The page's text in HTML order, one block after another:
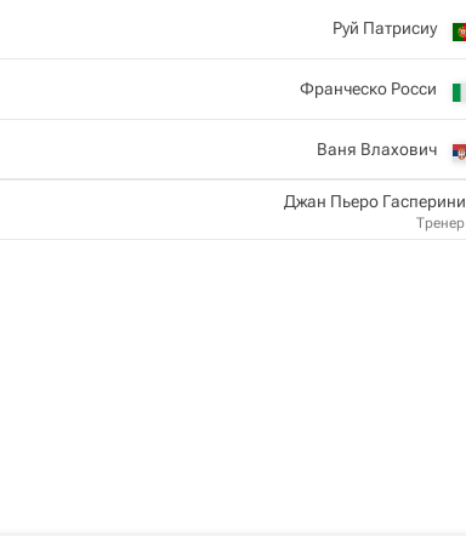
Руй Патрисиу
Франческо Росси
Ваня Влахович
Джан Пьеро Гасперини
Тренер